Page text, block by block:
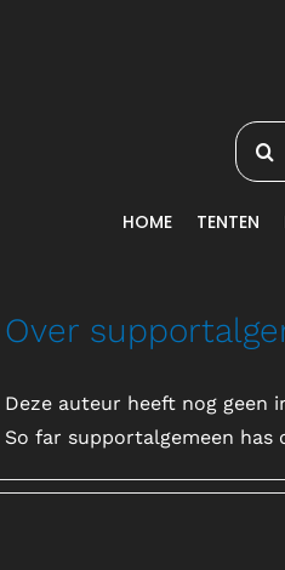
naar:
HOME TENTEN
Over
Deze auteur heeft nog geen
So far supportalgemeen has